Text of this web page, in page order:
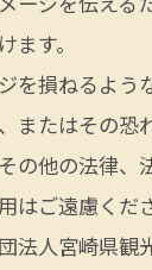
ます。
を損ねるよう
またはその恐
の他の法律、
はご遠慮くだ
法人宮崎県観